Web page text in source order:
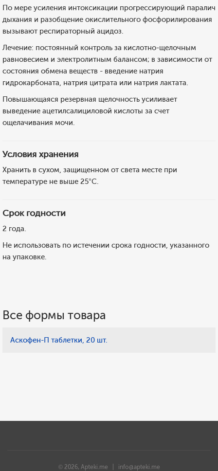
По мере усиления интоксикации прогрессирующий паралич
дыхания и разобщение окислительного фосфорилирования
вызывают респираторный ацидоз.
Лечение: постоянный контроль за кислотно-щелочным
равновесием и электролитным балансом; в зависимости от
состояния обмена веществ - введение натрия
гидрокарбоната, натрия цитрата или натрия лактата.
Повышающаяся резервная щелочность усиливает
выведение ацетилсалициловой кислоты за счет
ощелачивания мочи.
Условия хранения
Хранить в сухом, защищенном от света месте при
температуре не выше 25°C.
Срок годности
2 года.
Не использовать по истечении срока годности, указанного
на упаковке.
Все формы товара
Аскофен-П таблетки, 20 шт.
© 2026, Apteki.me | info@apteki.me